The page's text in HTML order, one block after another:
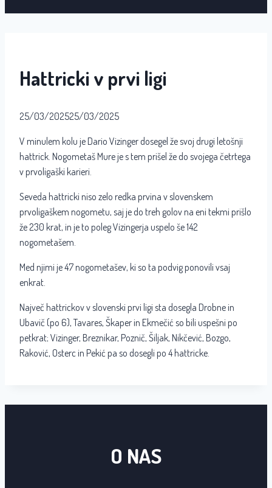
Hattricki v prvi ligi
25/03/202525/03/2025
V minulem kolu je Dario Vizinger dosegel že svoj drugi letošnji
hattrick. Nogometaš Mure je s tem prišel že do svojega četrtega
v prvoligaški karieri.
Seveda hattricki niso zelo redka prvina v slovenskem
prvoligaškem nogometu, saj je do treh golov na eni tekmi prišlo
že 230 krat, in je to poleg Vizingerja uspelo še 142
nogometašem.
Med njimi je 47 nogometašev, ki so ta podvig ponovili vsaj
enkrat.
Največ hattrickov v slovenski prvi ligi sta dosegla Drobne in
Ubavič (po 6), Tavares, Škaper in Ekmečić so bili uspešni po
petkrat; Vizinger, Breznikar, Poznič, Šiljak, Nikčević, Bozgo,
Raković, Osterc in Pekić pa so dosegli po 4 hattricke.
O NAS